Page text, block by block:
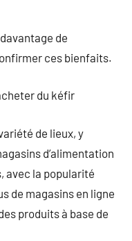
de
ces bienfaits.
du kéfir
de lieux, y
d’alimentation
avec la popularité
de magasins en ligne
produits à base de